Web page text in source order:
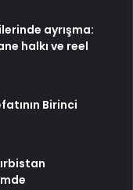
ayrışma:
halkı ve reel
Birinci